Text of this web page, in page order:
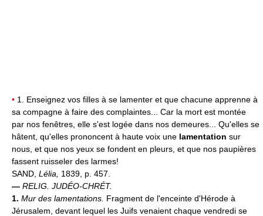
• 1. Enseignez vos filles à se lamenter et que chacune apprenne à
sa compagne à faire des complaintes... Car la mort est montée
par nos fenêtres, elle s'est logée dans nos demeures... Qu'elles se
hâtent, qu'elles prononcent à haute voix une lamentation sur
nous, et que nos yeux se fondent en pleurs, et que nos paupières
fassent ruisseler des larmes!
SAND, Lélia, 1839, p. 457.
— RELIG. JUDÉO-CHRÉT.
1. Mur des lamentations. Fragment de l'enceinte d'Hérode à
Jérusalem, devant lequel les Juifs venaient chaque vendredi se